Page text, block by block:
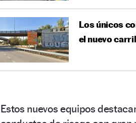
Los únicos
el nuevo
Estos nuevos equipos